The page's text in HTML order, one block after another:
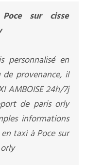
sur cisse
personnalisé en
provenance, il
AMBOISE 24h/7j
de paris orly
informations
taxi à Poce sur